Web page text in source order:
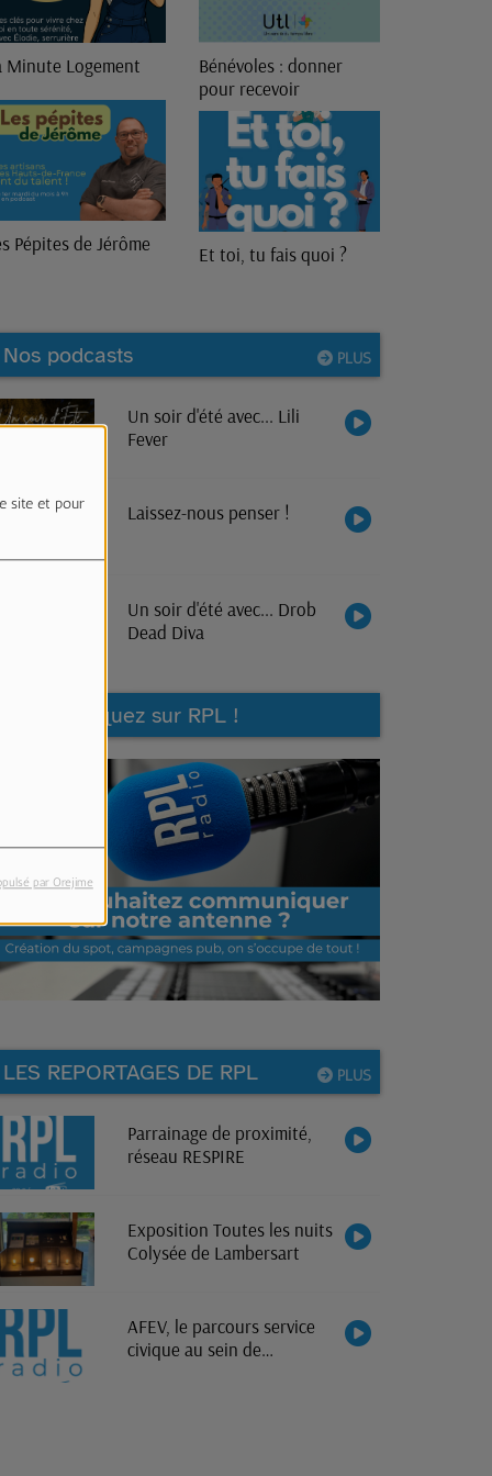
site et pour
par Orejime
: donner
toi, tu fais quoi ?
13ème Génération
Lieu(x) Commun(s)
PLUS
Nos podcasts
Un soir d'été avec... Lili
Fever
Laissez-nous penser !
Un soir d'été avec... Drob
Dead Diva
Communiquez sur RPL !
PLUS
LES REPORTAGES DE RPL
Parrainage de proximité,
réseau RESPIRE
Exposition Toutes les nuits
Colysée de Lambersart
AFEV, le parcours service
civique au sein de